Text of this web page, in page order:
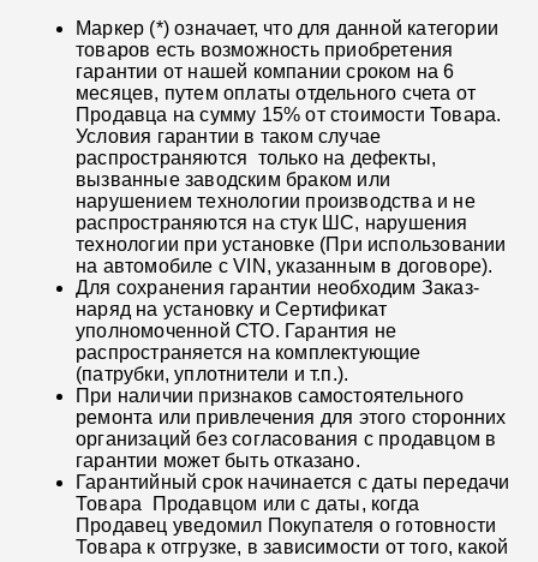
Маркер (*) означает, что для данной категории
товаров есть возможность приобретения
гарантии от нашей компании сроком на 6
месяцев, путем оплаты отдельного счета от
Продавца на сумму 15% от стоимости Товара.
Условия гарантии в таком случае
распространяются только на дефекты,
вызванные заводским браком или
нарушением технологии производства и не
распространяются на стук ШС, нарушения
технологии при установке (При использовании
на автомобиле с VIN, указанным в договоре).
Для сохранения гарантии необходим Заказ-
наряд на установку и Сертификат
уполномоченной СТО. Гарантия не
распространяется на комплектующие
(патрубки, уплотнители и т.п.).
При наличии признаков самостоятельного
ремонта или привлечения для этого сторонних
организаций без согласования с продавцом в
гарантии может быть отказано.
Гарантийный срок начинается с даты передачи
Товара Продавцом или с даты, когда
Продавец уведомил Покупателя о готовности
Товара к отгрузке, в зависимости от того, какой